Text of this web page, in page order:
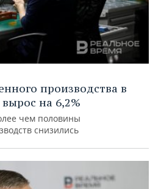
производства в
на 6,2%
чем половины
снизились